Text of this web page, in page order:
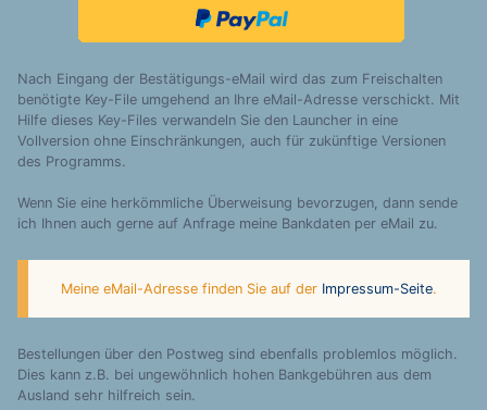
Nach Eingang der Bestätigungs-eMail wird das zum Freischalten
benötigte Key-File umgehend an Ihre eMail-Adresse verschickt. Mit
Hilfe dieses Key-Files verwandeln Sie den Launcher in eine
Vollversion ohne Einschränkungen, auch für zukünftige Versionen
des Programms.
Wenn Sie eine herkömmliche Überweisung bevorzugen, dann sende
ich Ihnen auch gerne auf Anfrage meine Bankdaten per eMail zu.
Meine eMail-Adresse finden Sie auf der Impressum-Seite.
Bestellungen über den Postweg sind ebenfalls problemlos möglich.
Dies kann z.B. bei ungewöhnlich hohen Bankgebühren aus dem
Ausland sehr hilfreich sein.